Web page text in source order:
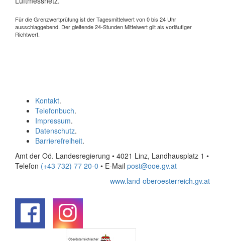
Für die Grenzwertprüfung ist der Tagesmittelwert von 0 bis 24 Uhr
ausschlaggebend. Der gleitende 24-Stunden Mittelwert gilt als vorläufiger
Richtwert.
Kontakt.
Telefonbuch.
Impressum.
Datenschutz.
Barrierefreiheit.
Amt der Oö. Landesregierung • 4021 Linz, Landhausplatz 1 •
Telefon (+43 732) 77 20-0 • E-Mail post@ooe.gv.at
www.land-oberoesterreich.gv.at